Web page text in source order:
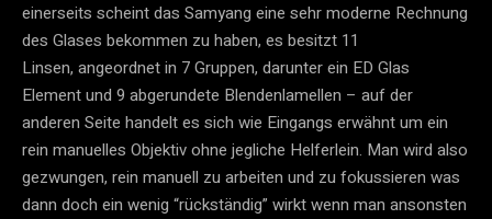
einerseits scheint das Samyang eine sehr moderne Rechnung
des Glases bekommen zu haben, es besitzt 11
Linsen, angeordnet in 7 Gruppen, darunter ein ED Glas
Element und 9 abgerundete Blendenlamellen – auf der
anderen Seite handelt es sich wie Eingangs erwähnt um ein
rein manuelles Objektiv ohne jegliche Helferlein. Man wird also
gezwungen, rein manuell zu arbeiten und zu fokussieren was
dann doch ein wenig “rückständig” wirkt wenn man ansonsten